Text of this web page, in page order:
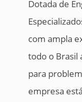
Dotada de
com ampla
todo o Brasil
para
empresa